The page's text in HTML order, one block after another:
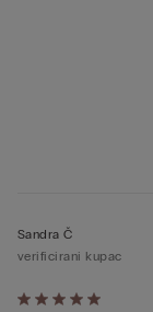
Dali
Sandra Č
verificirani kupac